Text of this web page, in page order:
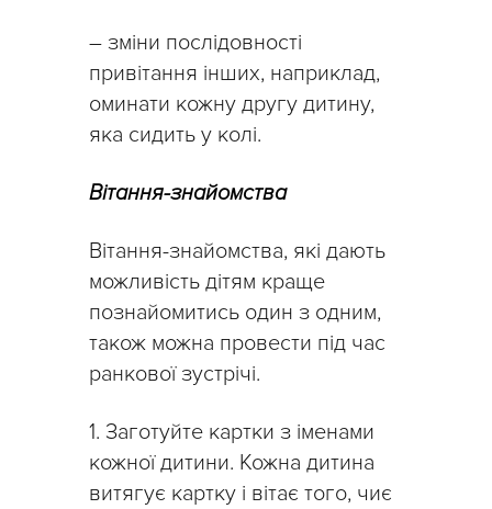
– зміни послідовності
привітання інших, наприклад,
оминати кожну другу дитину,
яка сидить у колі.
Вітання-знайомства
Вітання-знайомства, які дають
можливість дітям краще
познайомитись один з одним,
також можна провести під час
ранкової зустрічі.
1. Заготуйте картки з іменами
кожної дитини. Кожна дитина
витягує картку і вітає того, чиє